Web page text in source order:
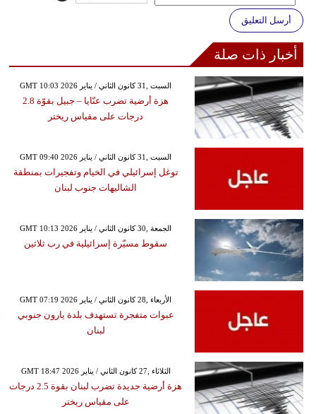
أرسل التعليق
أخبار ذات صلة
GMT 10:03 2026 السبت ,31 كانون الثاني / يناير
هزة أرضية تضرب عنّايا – جبيل بقوّة 2.8
درجات على مقياس ريختر
GMT 09:40 2026 السبت ,31 كانون الثاني / يناير
توغل إسرائيلي في الخيام وتفجيرات بمنطقة
الشاليهات جنوب لبنان
GMT 10:13 2026 الجمعة ,30 كانون الثاني / يناير
سقوط مسيّرة إسرائيلية في رب ثلاثين
GMT 07:19 2026 الأربعاء ,28 كانون الثاني / يناير
عبوات متفجرة تستهدف بلدة يارون جنوبي
لبنان
GMT 18:47 2026 الثلاثاء ,27 كانون الثاني / يناير
هزة أرضية جديدة تضرب لبنان بقوة 2.5 درجات
على مقياس ريختر